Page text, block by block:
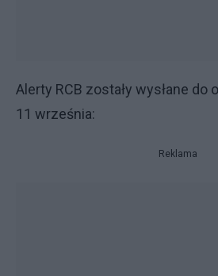
Alerty RCB zostały wysłane do
11 września:
Reklama